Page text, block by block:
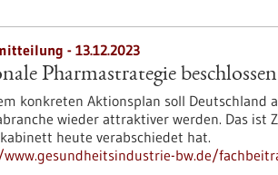
- 13.12.2023
Pharmastrategie beschlossen
konkreten Aktionsplan soll Deutschland
wieder attraktiver werden. Das ist
heute verabschiedet hat.
bw.de/